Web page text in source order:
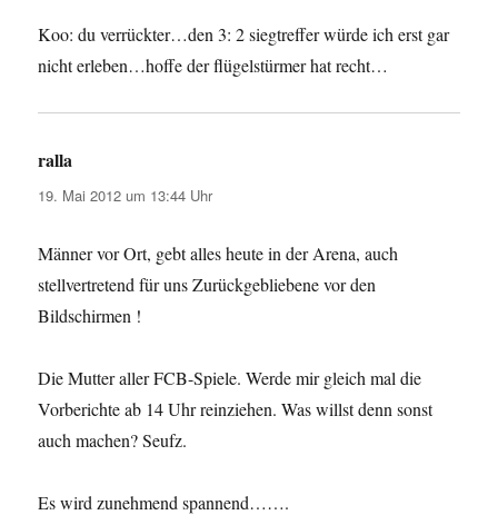
Koo: du verrückter…den 3: 2 siegtreffer würde ich erst gar
nicht erleben…hoffe der flügelstürmer hat recht…
ralla
19. Mai 2012 um 13:44 Uhr
Männer vor Ort, gebt alles heute in der Arena, auch
stellvertretend für uns Zurückgebliebene vor den
Bildschirmen !
Die Mutter aller FCB-Spiele. Werde mir gleich mal die
Vorberichte ab 14 Uhr reinziehen. Was willst denn sonst
auch machen? Seufz.
Es wird zunehmend spannend…….